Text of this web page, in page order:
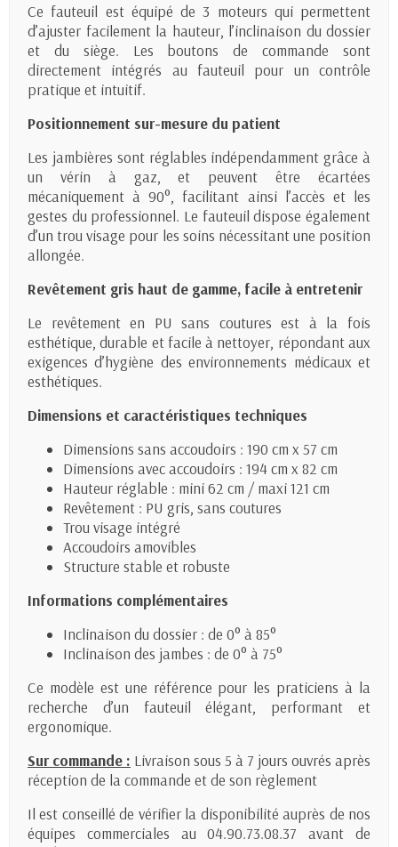
Ce fauteuil est équipé de 3 moteurs qui permettent
d’ajuster facilement la hauteur, l’inclinaison du dossier
et du siège. Les boutons de commande sont
directement intégrés au fauteuil pour un contrôle
pratique et intuitif.
Positionnement sur-mesure du patient
Les jambières sont réglables indépendamment grâce à
un vérin à gaz, et peuvent être écartées
mécaniquement à 90°, facilitant ainsi l’accès et les
gestes du professionnel. Le fauteuil dispose également
d’un trou visage pour les soins nécessitant une position
allongée.
Revêtement gris haut de gamme, facile à entretenir
Le revêtement en PU sans coutures est à la fois
esthétique, durable et facile à nettoyer, répondant aux
exigences d’hygiène des environnements médicaux et
esthétiques.
Dimensions et caractéristiques techniques
Dimensions sans accoudoirs : 190 cm x 57 cm
Dimensions avec accoudoirs : 194 cm x 82 cm
Hauteur réglable : mini 62 cm / maxi 121 cm
Revêtement : PU gris, sans coutures
Trou visage intégré
Accoudoirs amovibles
Structure stable et robuste
Informations complémentaires
Inclinaison du dossier : de 0° à 85°
Inclinaison des jambes : de 0° à 75°
Ce modèle est une référence pour les praticiens à la
recherche d’un fauteuil élégant, performant et
ergonomique.
Sur commande : Livraison sous 5 à 7 jours ouvrés après
réception de la commande et de son règlement
Il est conseillé de vérifier la disponibilité auprès de nos
équipes commerciales au 04.90.73.08.37 avant de